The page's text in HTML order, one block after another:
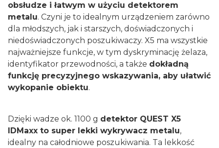
obsłudze i łatwym w użyciu detektorem
metalu. Czyni je to idealnym urządzeniem zarówno
dla młodszych, jak i starszych, doświadczonych i
niedoświadczonych poszukiwaczy. X5 ma wszystkie
najważniejsze funkcje, w tym dyskryminację żelaza,
identyfikator przewodności, a także dokładną
funkcję precyzyjnego wskazywania, aby ułatwić
wykopanie obiektu.
Dzięki wadze ok. 1100 g detektor QUEST X5
IDMaxx to super lekki wykrywacz metalu,
idealny na całodniowe poszukiwania. Ta lekkość